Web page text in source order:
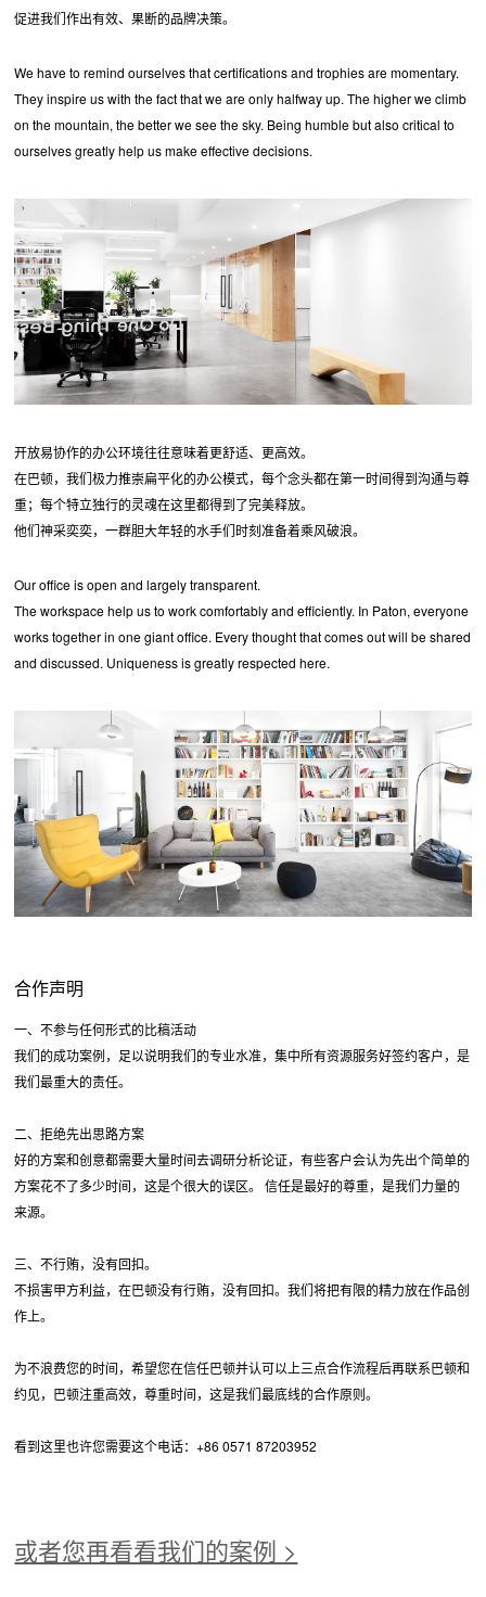
促进我们作出有效、果断的品牌决策。
We have to remind ourselves that certifications and trophies are momentary.
They inspire us with the fact that we are only halfway up. The higher we climb
on the mountain, the better we see the sky. Being humble but also critical to
ourselves greatly help us make effective decisions.
开放易协作的办公环境往往意味着更舒适、更高效。
在巴顿，我们极力推崇扁平化的办公模式，每个念头都在第一时间得到沟通与尊
重；每个特立独行的灵魂在这里都得到了完美释放。
他们神采奕奕，一群胆大年轻的水手们时刻准备着乘风破浪。
Our office is open and largely transparent.
The workspace help us to work comfortably and efficiently. In Paton, everyone
works together in one giant office. Every thought that comes out will be shared
and discussed. Uniqueness is greatly respected here.
合作声明
一、不参与任何形式的比稿活动
我们的成功案例，足以说明我们的专业水准，集中所有资源服务好签约客户，是
我们最重大的责任。
二、拒绝先出思路方案
好的方案和创意都需要大量时间去调研分析论证，有些客户会认为先出个简单的
方案花不了多少时间，这是个很大的误区。 信任是最好的尊重，是我们力量的
来源。
三、不行贿，没有回扣。
不损害甲方利益，在巴顿没有行贿，没有回扣。我们将把有限的精力放在作品创
作上。
为不浪费您的时间，希望您在信任巴顿并认可以上三点合作流程后再联系巴顿和
约见，巴顿注重高效，尊重时间，这是我们最底线的合作原则。
看到这里也许您需要这个电话：+86 0571 87203952
或者您再看看我们的案例 >